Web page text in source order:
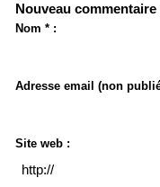
Nouveau commentaire
Nom * :
Adresse email (non
Site web :